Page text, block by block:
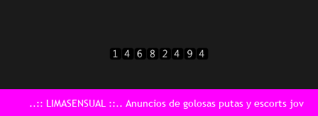
::.. Anuncios de golosas putas y escorts jovencitas